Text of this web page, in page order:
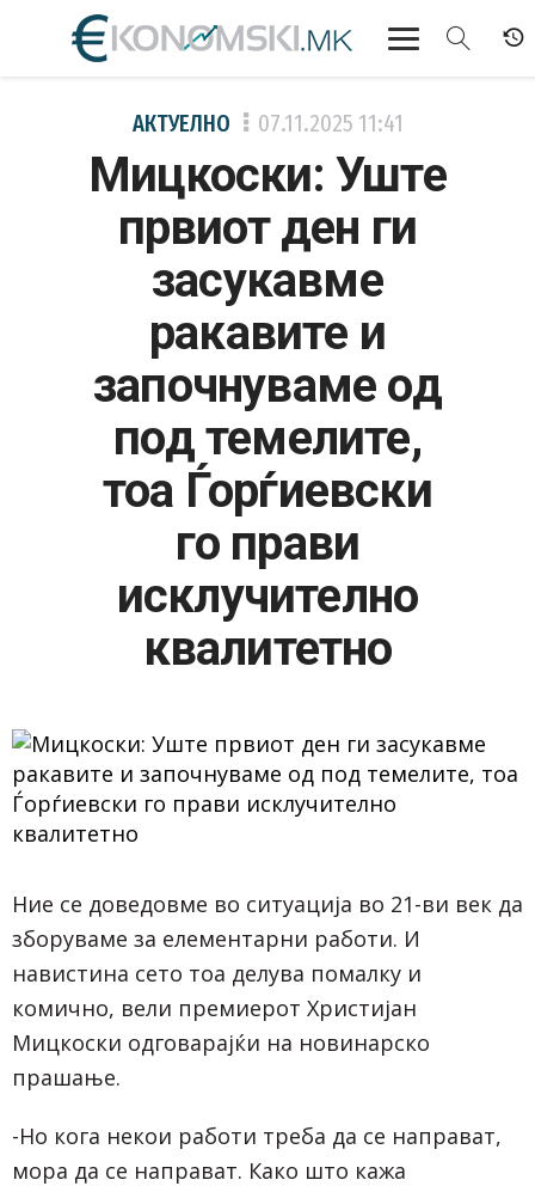
АКТУЕЛНО
ЕКОНОМИЈА
ФИНАНСИИ
БАНКАРСТВО
ЖИВОТ
АКТУЕЛНО 07.11.2025 11:41
Мицкоски: Уште
првиот ден ги
засукавме
ракавите и
започнуваме од
под темелите,
тоа Ѓорѓиевски
го прави
исклучително
квалитетно
Ние се доведовме во ситуација во 21-ви век да
зборуваме за елементарни работи. И
навистина сето тоа делува помалку и
комично, вели премиерот Христијан
Мицкоски одговарајќи на новинарско
прашање.
-Но кога некои работи треба да се направат,
мора да се направат. Како што кажа